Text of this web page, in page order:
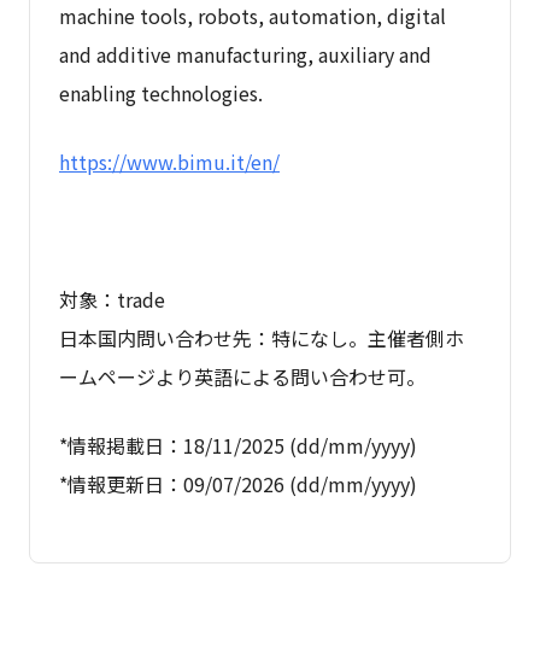
machine tools, robots, automation, digital
and additive manufacturing, auxiliary and
enabling technologies.
https://www.bimu.it/en/
対象：trade
日本国内問い合わせ先：特になし。主催者側ホ
ームページより英語による問い合わせ可。
*情報掲載日：18/11/2025 (dd/mm/yyyy)
*情報更新日：09/07/2026 (dd/mm/yyyy)